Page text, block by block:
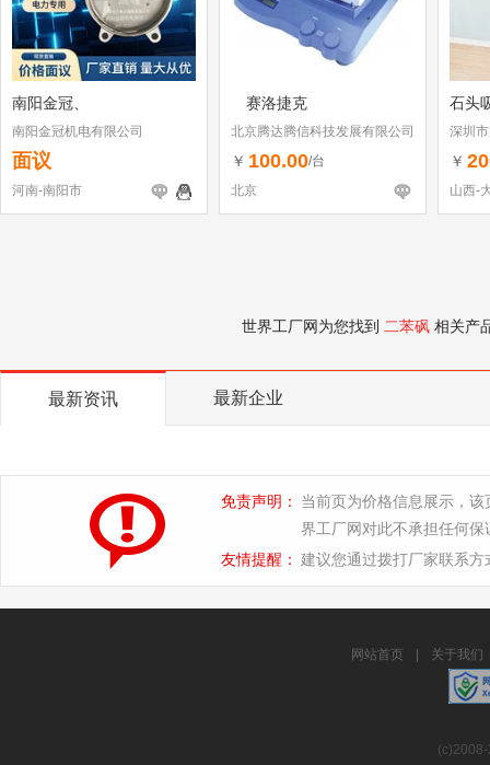
南阳金冠、
南阳金冠机电有限公司
面议
河南-南阳市
赛洛捷克
北京腾达腾信科技发展有限公司
￥ 100.00/台
北京
石头
深圳
（个
￥
山西-
世界工厂网为您找到 二苯砜 相关产
最新资讯 最新企业
免责声明：
当前页为价格信息展示，
界工厂网对此不承担任何保
友情提醒： 建议您通过拨打厂家联系
网站首页 关于我们